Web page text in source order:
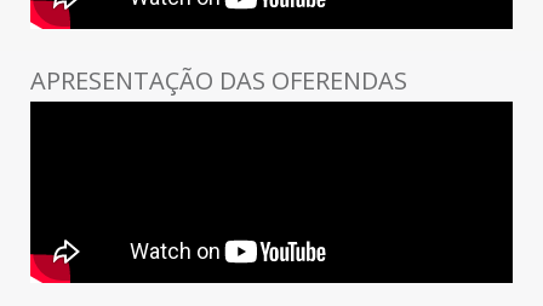
APRESENTAÇÃO DAS OFERENDAS